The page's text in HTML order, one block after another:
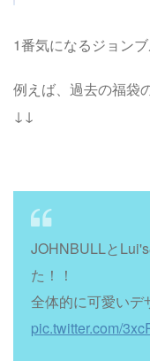
1番気になるジョン
例えば、過去の福袋
↓↓
JOHNBULLと
た！！
全体的に可愛いデ
pic.twitter.com/